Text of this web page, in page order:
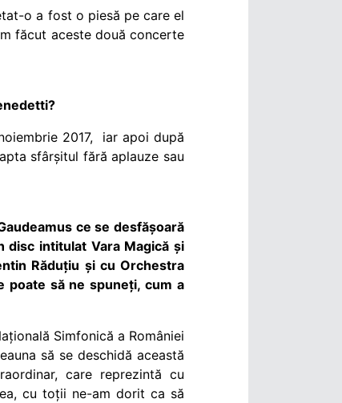
o a fost o piesă pe care el
făcut aceste două concerte
2017, iar apoi după
sfârșitul fără aplauze sau
ce se desfășoară
disc intitulat Vara Magică și
Răduțiu și cu Orchestra
poate să ne spuneți, cum a
Simfonică a României
să se deschidă această
care reprezintă cu
cu toții ne-am dorit ca să